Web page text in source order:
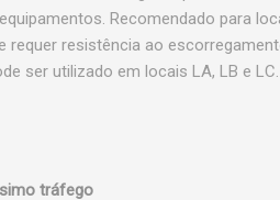
Recomendado para
requer resistência ao
ser utilizado em locais LA, LB e LC.
tráfego